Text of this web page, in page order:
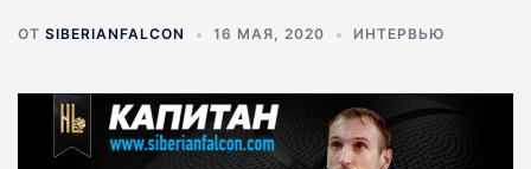
ОТ SIBERIANFALCON 16 МАЯ, 2020 ИНТЕРВЬЮ